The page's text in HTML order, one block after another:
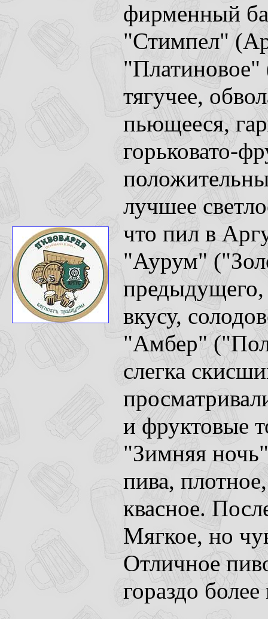
фирменный
"Стимпел"
"Платиновое"
тягучее,
пьющееся,
горьковато-
лучшее
что пил в
"Аурум"
предыдущего,
вкусу,
"Амбер"
слегка
и фруктовые
"Зимняя
пива,
квасное.
Мягкое, но
Отличное
гораздо